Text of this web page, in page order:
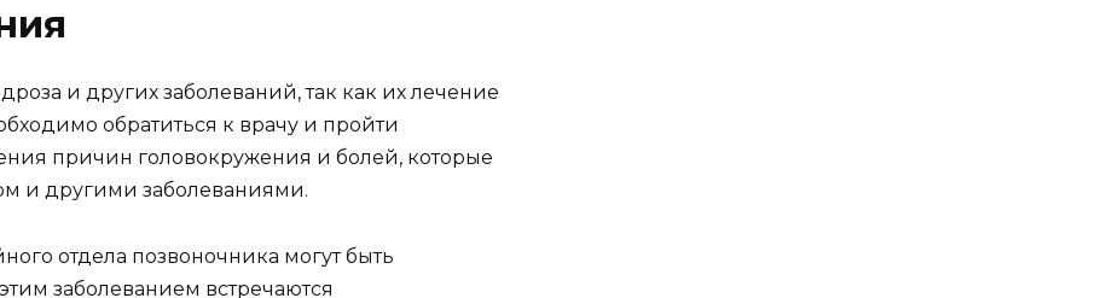
и других заболеваний, так как их лечение
обратиться к врачу и пройти
причин головокружения и болей, которые
и другими заболеваниями.
отдела позвоночника могут быть
заболеванием встречаются